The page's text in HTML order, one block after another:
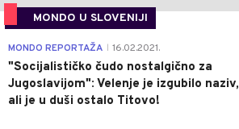
MONDO U SLOVENIJI
MONDO REPORTAŽA 16.02.2021.
"Socijalističko čudo nostalgično za
Jugoslavijom": Velenje je izgubilo naziv,
ali je u duši ostalo Titovo!